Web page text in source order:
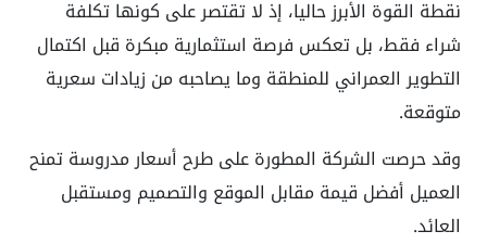
نقطة القوة الأبرز حاليا، إذ لا تقتصر على كونها تكلفة
شراء فقط، بل تعكس فرصة استثمارية مبكرة قبل اكتمال
التطوير العمراني للمنطقة وما يصاحبه من زيادات سعرية
متوقعة.
وقد حرصت الشركة المطورة على طرح أسعار مدروسة تمنح
العميل أفضل قيمة مقابل الموقع والتصميم ومستقبل
العائد.